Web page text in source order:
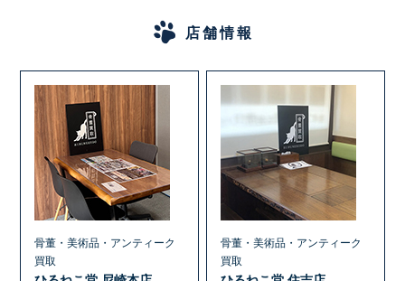
店舗情報
骨董・美術品・アンティーク
買取
骨董・美術品・アンティーク
買取